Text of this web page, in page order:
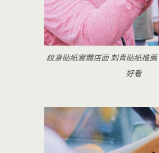
紋身貼紙實體店面 刺青貼紙推
好看